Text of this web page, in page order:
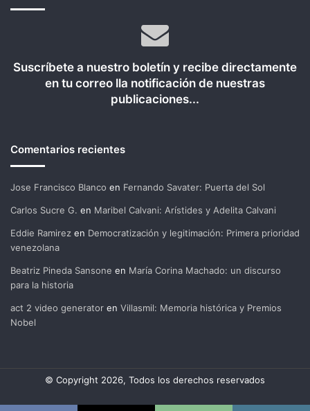
Suscríbete a nuestro boletín y recibe directamente
en tu correo lla notificación de nuestras
publicaciones...
Comentarios recientes
Jose Francisco Blanco en Fernando Savater: Puerta del Sol
Carlos Sucre G. en Maribel Calvani: Arístides y Adelita Calvani
Eddie Ramirez en Democratización y legitimación: Primera prioridad
venezolana
Beatriz Pineda Sansone en María Corina Machado: un discurso
para la historia
act 2 video generator en Villasmil: Memoria histórica y Premios
Nobel
© Copyright 2026, Todos los derechos reservados